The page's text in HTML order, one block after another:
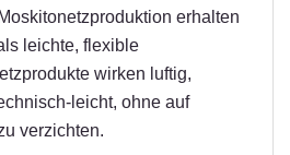
erhalten
leichte, flexible
wirken luftig,
leicht, ohne auf
verzichten.